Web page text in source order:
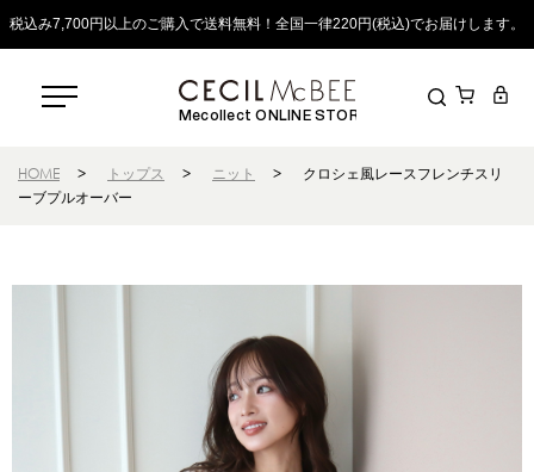
税込み7,700円以上のご購入で送料無料！全国一律220円(税込)でお届けします。
Mecollect ONLINE STORE
HOME > トップス > ニット >
クロシェ風レースフレンチスリ
ーブプルオーバー